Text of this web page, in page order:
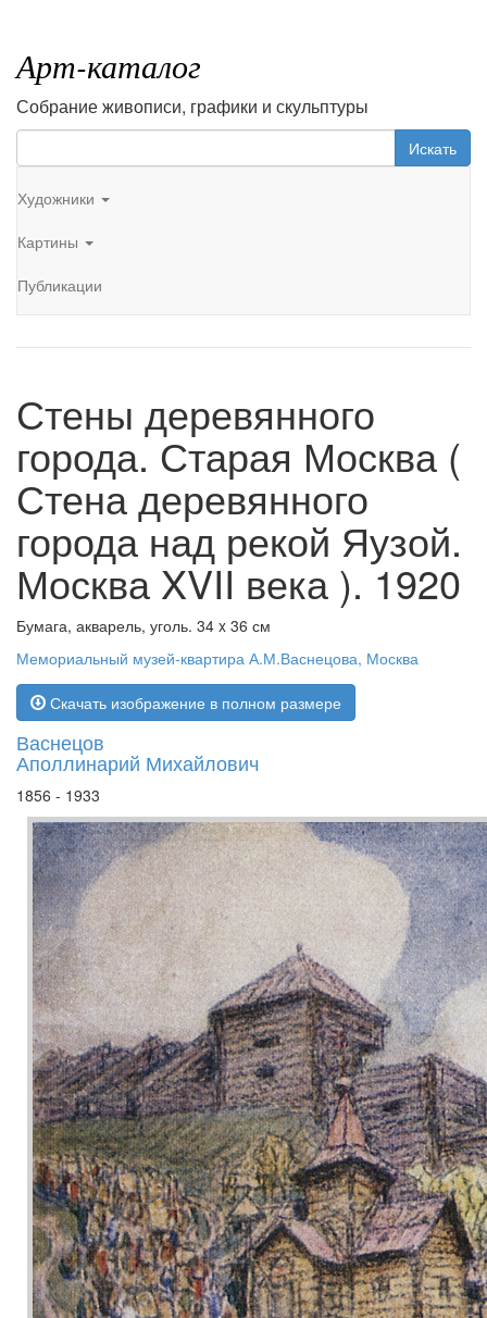
Арт-каталог
Собрание живописи, графики и скульптуры
Искать
Художники
Картины
Публикации
Стены деревянного
города. Старая Москва (
Стена деревянного
города над рекой Яузой.
Москва XVII века ). 1920
Бумага, акварель, уголь. 34 x 36 см
Мемориальный музей-квартира А.М.Васнецова, Москва
Скачать изображение в полном размере
Васнецов
Аполлинарий Михайлович
1856 - 1933